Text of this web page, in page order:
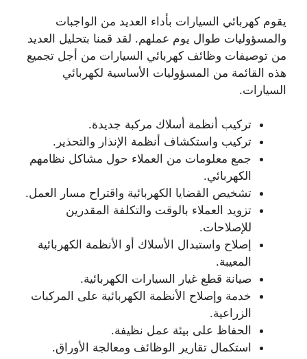
يقوم كهربائي السيارات بأداء العديد من الواجبات
والمسؤوليات طوال يوم عملهم. لقد قمنا بتحليل العديد
من توصيفات وظائف كهربائي السيارات من أجل تجميع
هذه القائمة من المسؤوليات الأساسية لكهربائي
السيارات.
تركيب أنظمة أسلاك مركبة جديدة.
تركيب واستكشاف أنظمة الإنذار والتحذير.
جمع معلومات من العملاء حول مشاكل نظامهم
الكهربائي.
تشخيص القضايا الكهربائية واقتراح مسار العمل.
تزويد العملاء بالوقت والتكلفة المقدرين
للإصلاحات.
إصلاح واستبدال الأسلاك أو الأنظمة الكهربائية
المعيبة.
صيانة قطع غيار السيارات الكهربائية.
خدمة وإصلاح الأنظمة الكهربائية على المركبات
الزراعية.
الحفاظ على بيئة عمل نظيفة.
استكمال تقارير الوظائف ومعالجة الأوراق.